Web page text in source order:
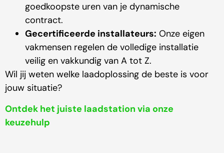
goedkoopste uren van je dynamische
contract.
Gecertificeerde installateurs: Onze eigen
vakmensen regelen de volledige installatie
veilig en vakkundig van A tot Z.
Wil jij weten welke laadoplossing de beste is voor
jouw situatie?
Ontdek het juiste laadstation via onze
keuzehulp